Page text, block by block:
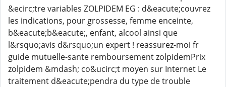
&ecirc;tre variables ZOLPIDEM EG : d&eacute;couvrez
les indications, pour grossesse, femme enceinte,
b&eacute;b&eacute;, enfant, alcool ainsi que
l&rsquo;avis d&rsquo;un expert ! reassurez-moi fr
guide mutuelle-sante remboursement zolpidemPrix
zolpidem &mdash; co&ucirc;t moyen sur Internet Le
traitement d&eacute;pendra du type de trouble